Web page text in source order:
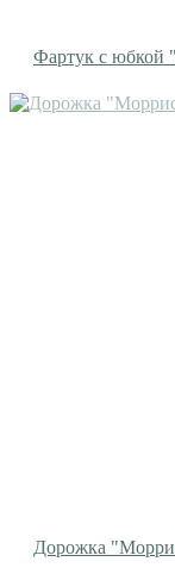
Фартук с юбкой
Дорожка